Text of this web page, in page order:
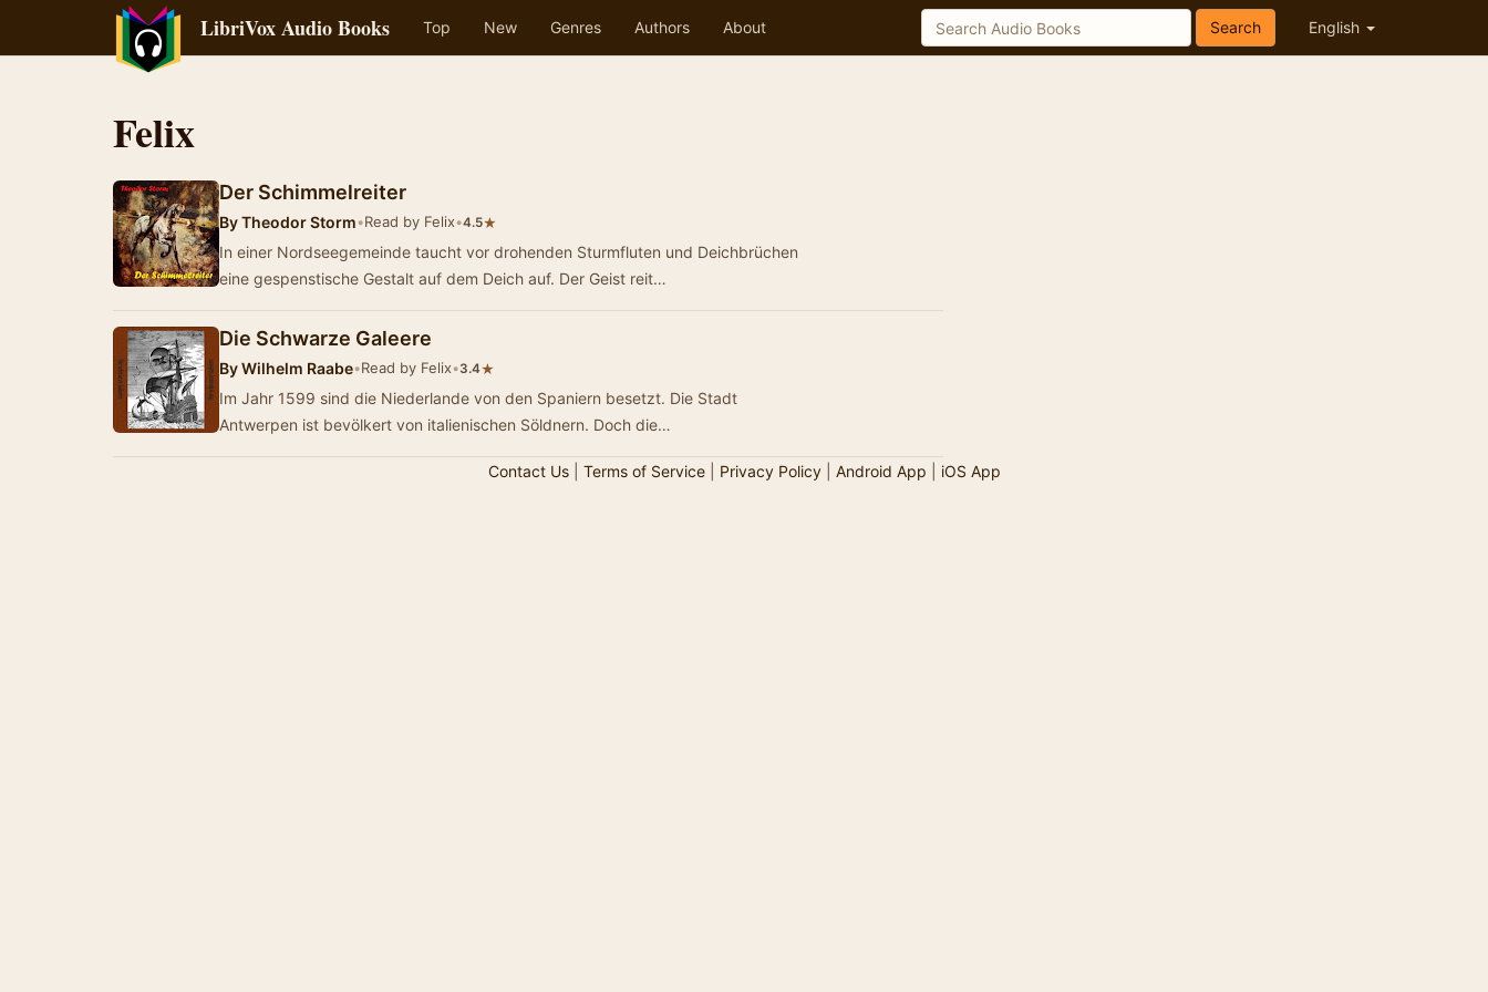
LibriVox Audio Books Top New Genres Authors About English
Search
Felix
Der Schimmelreiter
ByTheodor Storm•Read by Felix•4.5★
In einer Nordseegemeinde taucht vor drohenden Sturmfluten und Deichbrüchen
eine gespenstische Gestalt auf dem Deich auf. Der Geist reit…
Die Schwarze Galeere
ByWilhelm Raabe•Read by Felix•3.4★
Im Jahr 1599 sind die Niederlande von den Spaniern besetzt. Die Stadt
Antwerpen ist bevölkert von italienischen Söldnern. Doch die…
Contact Us| Terms of Service| Privacy Policy| Android App iOS App